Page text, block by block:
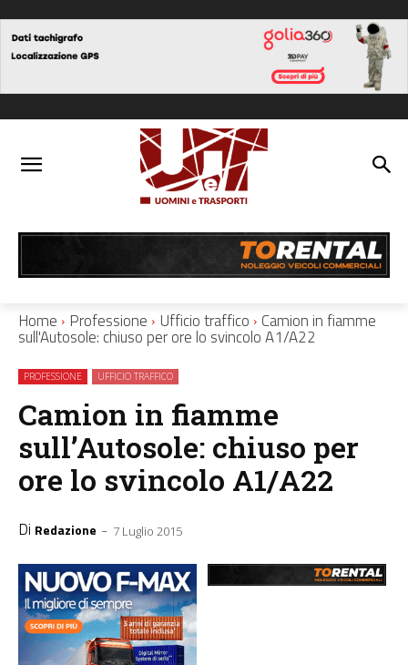
Home Professione Ufficio traffico Camion in fiamme
sull'Autosole: chiuso per ore lo svincolo A1/A22
PROFESSIONE UFFICIO TRAFFICO
Camion in fiamme
sull’Autosole: chiuso per
ore lo svincolo A1/A22
Di Redazione - 7 Luglio 2015